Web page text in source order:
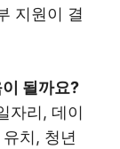
지원이 결
될까요?
자리, 데이
치, 청년